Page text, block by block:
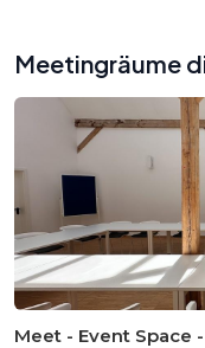
Meetingräume
Meet - Event Space